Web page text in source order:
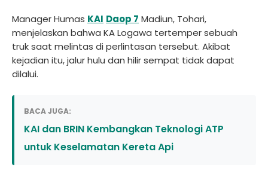
Manager Humas KAI Daop 7 Madiun, Tohari,
menjelaskan bahwa KA Logawa tertemper sebuah
truk saat melintas di perlintasan tersebut. Akibat
kejadian itu, jalur hulu dan hilir sempat tidak dapat
dilalui.
BACA JUGA:
KAI dan BRIN Kembangkan Teknologi ATP
untuk Keselamatan Kereta Api